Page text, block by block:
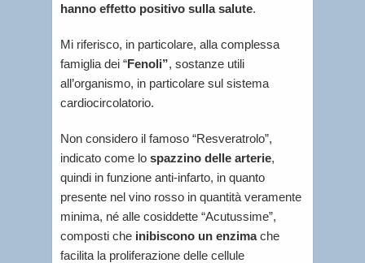
hanno effetto positivo sulla salute.
Mi riferisco, in particolare, alla complessa
famiglia dei “Fenoli”, sostanze utili
all’organismo, in particolare sul sistema
cardiocircolatorio.
Non considero il famoso “Resveratrolo”,
indicato come lo spazzino delle arterie,
quindi in funzione anti-infarto, in quanto
presente nel vino rosso in quantità veramente
minima, né alle cosiddette “Acutussime”,
composti che inibiscono un enzimache
facilita la proliferazione delle cellule